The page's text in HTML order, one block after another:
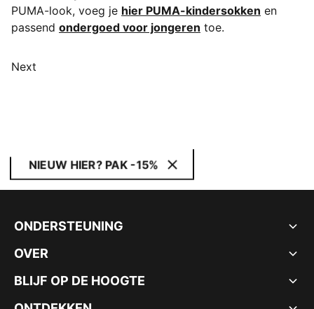
PUMA-look, voeg je hier PUMA-kindersokken en
passend ondergoed voor jongeren toe.
Next
NIEUW HIER? PAK -15%
ONDERSTEUNING
OVER
BLIJF OP DE HOOGTE